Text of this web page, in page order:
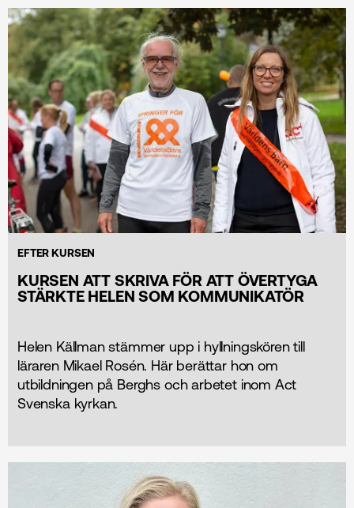
EFTER KURSEN
KURSEN ATT SKRIVA FÖR ATT ÖVERTYGA
STÄRKTE HELEN SOM KOMMUNIKATÖR
Helen Källman stämmer upp i hyllningskören till
läraren Mikael Rosén. Här berättar hon om
utbildningen på Berghs och arbetet inom Act
Svenska kyrkan.